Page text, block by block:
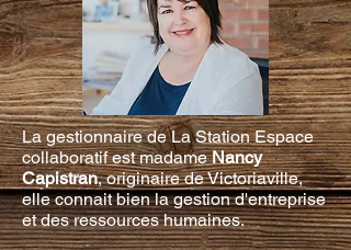
La gestionnaire de La Station Espace
collaboratif est madameNancy
Capistran, originaire de Victoriaville,
elle connait bien la gestion d'entreprise
et des ressources humaines.